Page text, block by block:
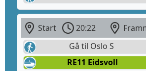
Start 20:22
Gå til Oslo S
RE11 Eidsvoll